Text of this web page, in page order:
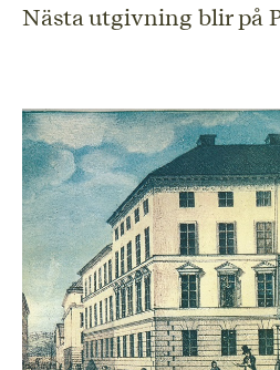
Nästa utgivning blir på